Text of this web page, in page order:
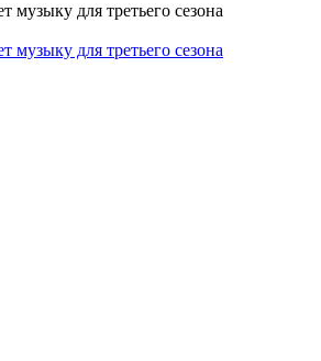
для третьего сезона
для третьего сезона